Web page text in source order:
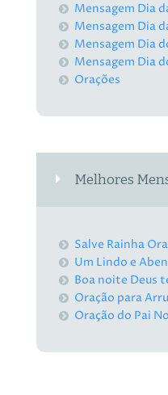
Mensagem Dia
Mensagem Dia
Mensagem Dia
Mensagem Dia
Orações
Melhores
Salve Rainha
Um Lindo e
Boa noite Deus
Oração para
Oração do Pai